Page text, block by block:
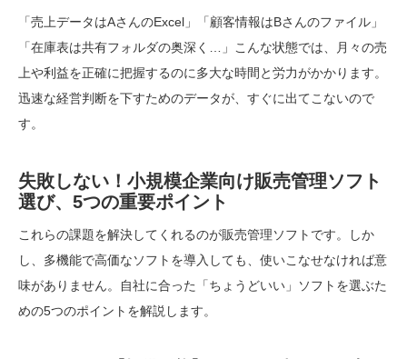
「売上データはAさんのExcel」「顧客情報はBさんのファイル」
「在庫表は共有フォルダの奥深く…」こんな状態では、月々の売
上や利益を正確に把握するのに多大な時間と労力がかかります。
迅速な経営判断を下すためのデータが、すぐに出てこないので
す。
失敗しない！小規模企業向け販売管理ソフト
選び、5つの重要ポイント
これらの課題を解決してくれるのが販売管理ソフトです。しか
し、多機能で高価なソフトを導入しても、使いこなせなければ意
味がありません。自社に合った「ちょうどいい」ソフトを選ぶた
めの5つのポイントを解説します。